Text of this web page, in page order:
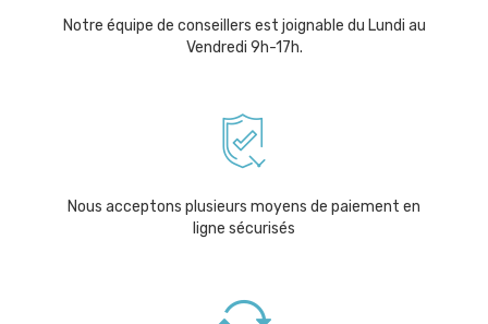
Notre équipe de conseillers est joignable du Lundi au
Vendredi 9h-17h.
Nous acceptons plusieurs moyens de paiement en
ligne sécurisés